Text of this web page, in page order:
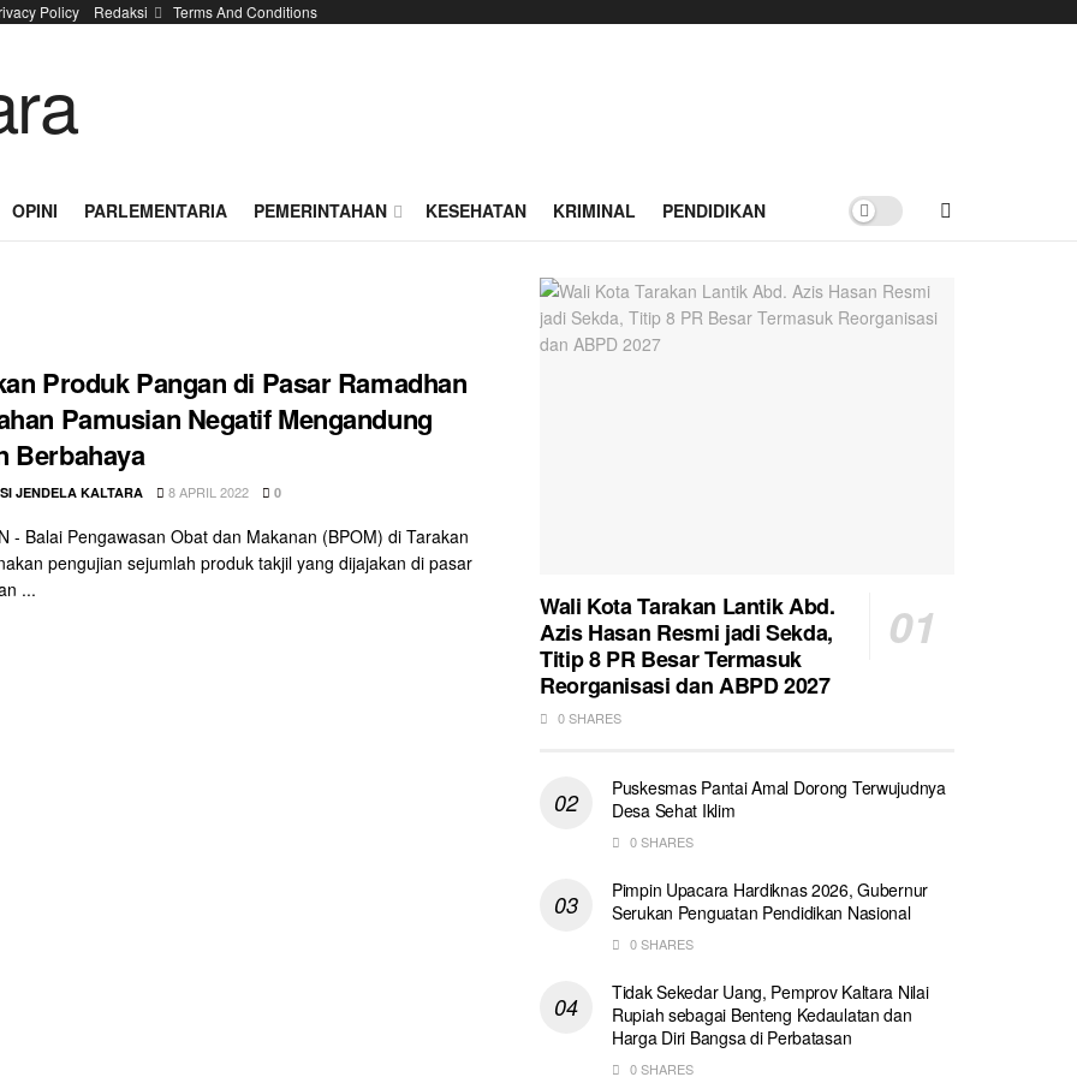
Policy Redaksi Terms And Conditions
OPINI PARLEMENTARIA PEMERINTAHAN KESEHATAN KRIMINAL PENDIDIKAN
Produk Pangan di Pasar Ramadhan
Pamusian Negatif Mengandung
Berbahaya
JENDELA KALTARA 8 APRIL 2022 0
- Balai Pengawasan Obat dan Makanan (BPOM) di Tarakan
pengujian sejumlah produk takjil yang dijajakan di pasar
...
Wali Kota Tarakan Lantik Abd.
Azis Hasan Resmi jadi Sekda,
Titip 8 PR Besar Termasuk
Reorganisasi dan ABPD 2027
0 SHARES
Puskesmas Pantai Amal Dorong Terwujudnya
Desa Sehat Iklim
0 SHARES
Pimpin Upacara Hardiknas 2026, Gubernur
Serukan Penguatan Pendidikan Nasional
0 SHARES
Tidak Sekedar Uang, Pemprov Kaltara Nilai
Rupiah sebagai Benteng Kedaulatan dan
Harga Diri Bangsa di Perbatasan
0 SHARES